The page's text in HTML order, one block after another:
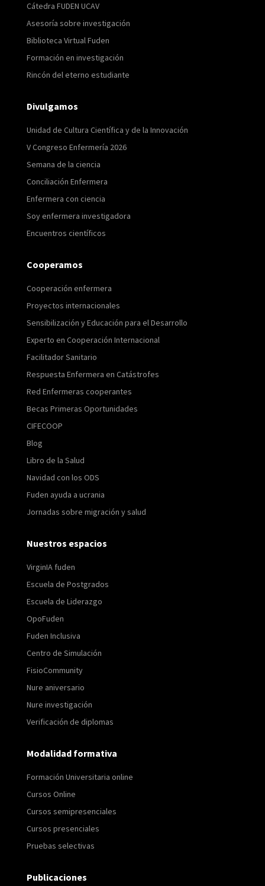
Cátedra FUDEN UCAV
Asesoría sobre investigación
Biblioteca Virtual Fuden
Formación en investigación
Rincón del eterno estudiante
Divulgamos
Unidad de Cultura Científica y de la Innovación
V Congreso Enfermería 2026
Semana de la ciencia
Conciliación Enfermera
Enfermera con ciencia
Soy enfermera investigadora
Encuentros científicos
Cooperamos
Cooperación enfermera
Proyectos internacionales
Sensibilización y Educación para el Desarrollo
Experto en Cooperación Internacional
Facilitador Sanitario
Respuesta Enfermera en Catástrofes
Red Enfermeras cooperantes
Becas Primeras Oportunidades
CIFECOOP
Blog
Libro de la Salud
Navidad con los ODS
Fuden ayuda a ucrania
Jornadas sobre migración y salud
Nuestros espacios
VirginIA fuden
Escuela de Postgrados
Escuela de Liderazgo
OpoFuden
Fuden Inclusiva
Centro de Simulación
FisioCommunity
Nure aniversario
Nure investigación
Verificación de diplomas
Modalidad formativa
Formación Universitaria online
Cursos Online
Cursos semipresenciales
Cursos presenciales
Pruebas selectivas
Publicaciones